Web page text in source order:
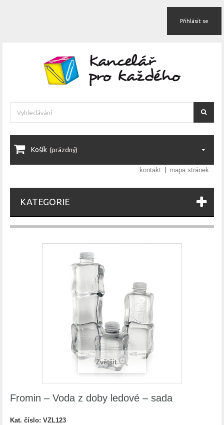
Přihlásit se
Košík (prázdný)
kontakt mapa stránek
KATEGORIE
Zvětšit
Fromin – Voda z doby ledové – sada
Kat. číslo: VZL123